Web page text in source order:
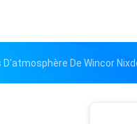
D'atmosphère De Wincor